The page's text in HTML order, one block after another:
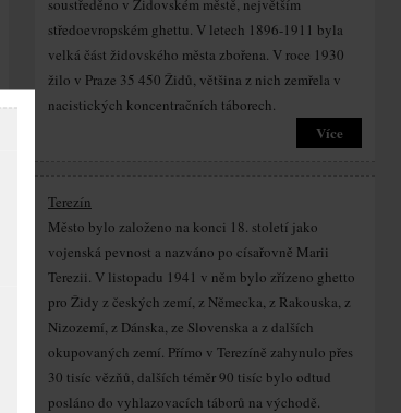
soustředěno v Židovském městě, největším
středoevropském ghettu. V letech 1896-1911 byla
velká část židovského města zbořena. V roce 1930
žilo v Praze 35 450 Židů, většina z nich zemřela v
nacistických koncentračních táborech.
Více
Terezín
Město bylo založeno na konci 18. století jako
vojenská pevnost a nazváno po císařovně Marii
Terezii. V listopadu 1941 v něm bylo zřízeno ghetto
pro Židy z českých zemí, z Německa, z Rakouska, z
Nizozemí, z Dánska, ze Slovenska a z dalších
okupovaných zemí. Přímo v Terezíně zahynulo přes
30 tisíc vězňů, dalších téměr 90 tisíc bylo odtud
posláno do vyhlazovacích táborů na východě.